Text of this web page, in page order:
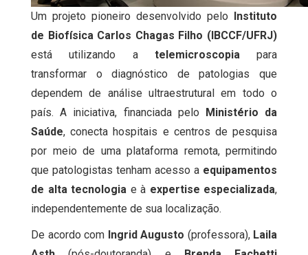
Um projeto pioneiro desenvolvido pelo Instituto
de Biofísica Carlos Chagas Filho (IBCCF/UFRJ)
está utilizando a telemicroscopiapara
transformar o diagnóstico de patologias que
dependem de análise ultraestrutural em todo o
país. A iniciativa, financiada pelo Ministério da
Saúde, conecta hospitais e centros de pesquisa
por meio de uma plataforma remota, permitindo
que patologistas tenham acesso a equipamentos
de alta tecnologia e à expertise especializada,
independentemente de sua localização.
De acordo com Ingrid Augusto (professora), Laila